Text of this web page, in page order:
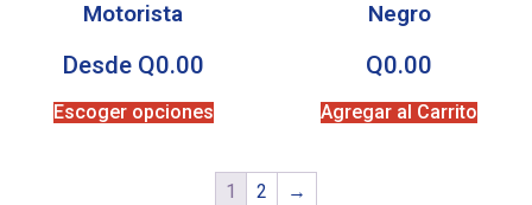
Motorista
Desde Q0.00
Escoger opciones
Negro
Q0.00
Agregar al Carrito
1 2 →